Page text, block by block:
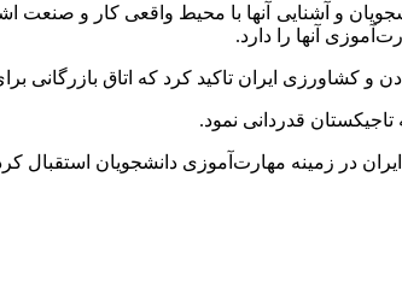
و آشنایی آنها با محیط واقعی کار و صنعت
آنها را دارد.
و کشاورزی ایران تاکید کرد که اتاق بازرگانی
قدردانی نمود.
در زمینه مهارت‌آموزی دانشجویان استقبال